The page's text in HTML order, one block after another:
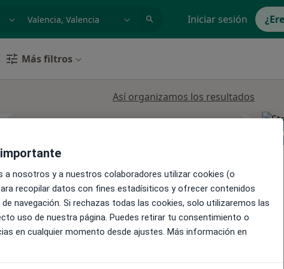
o nombre Iniciar sesión
Más filtros
Así organizamos los resultados
a nosotros y a nuestros colaboradores utilizar cookies (o
recopilar datos con fines estadísiticos y ofrecer contenidos
navegación. Si rechazas todas las cookies, solo utilizaremos las
uso de nuestra página. Puedes retirar tu consentimiento o
en cualquier momento desde ajustes. Más información en